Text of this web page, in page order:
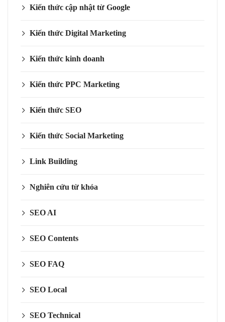
Kiến thức cập nhật từ Google
Kiến thức Digital Marketing
Kiến thức kinh doanh
Kiến thức PPC Marketing
Kiến thức SEO
Kiến thức Social Marketing
Link Building
Nghiên cứu từ khóa
SEO AI
SEO Contents
SEO FAQ
SEO Local
SEO Technical